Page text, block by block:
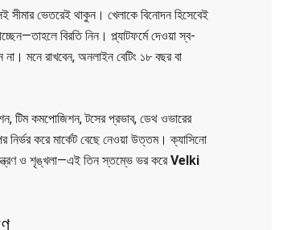
সীমার ভেতরেই থাকুন। খেলাকে বিনোদন হিসেবেই
বিরতি নিন। প্ল্যাটফর্মে দেওয়া স্ব-
মনে রাখবেন, অনলাইন বেটিং ১৮ বছর বা
টিম কমপোজিশন, টসের প্রভাব, ডেথ ওভারের
করে মার্কেট বেছে নেওয়া উত্তম। ক্যাসিনো
ও শৃঙ্খলা—এই তিন স্তম্ভে ভর করেVelki